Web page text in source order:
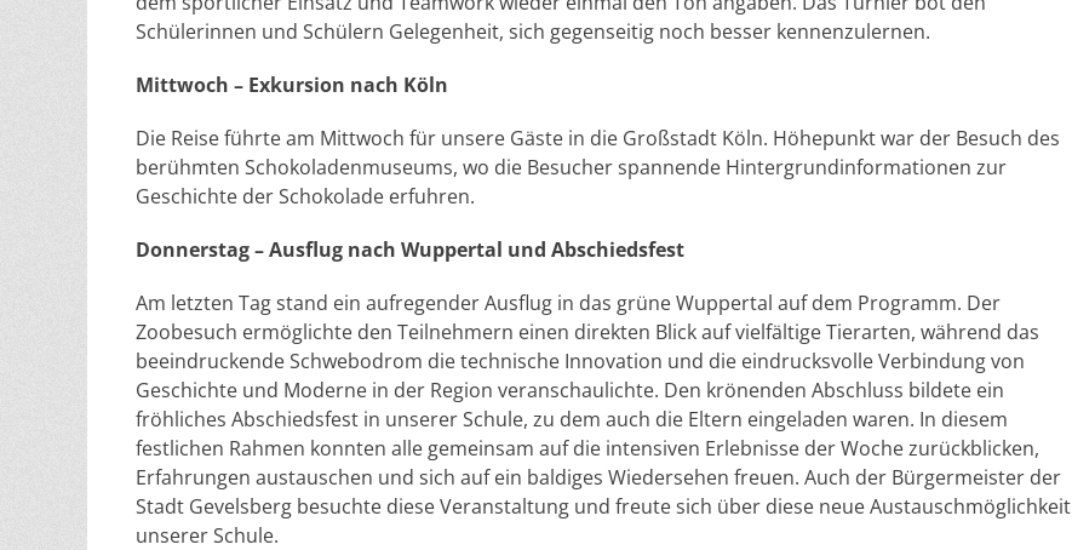
Schülerinnen und Schülern Gelegenheit, sich gegenseitig noch besser kennenzulernen.
Mittwoch – Exkursion nach Köln
Die Reise führte am Mittwoch für unsere Gäste in die Großstadt Köln. Höhepunkt war der Besuch des
berühmten Schokoladenmuseums, wo die Besucher spannende Hintergrundinformationen zur
Geschichte der Schokolade erfuhren.
Donnerstag – Ausflug nach Wuppertal und Abschiedsfest
Am letzten Tag stand ein aufregender Ausflug in das grüne Wuppertal auf dem Programm. Der
Zoobesuch ermöglichte den Teilnehmern einen direkten Blick auf vielfältige Tierarten, während das
beeindruckende Schwebodrom die technische Innovation und die eindrucksvolle Verbindung von
Geschichte und Moderne in der Region veranschaulichte. Den krönenden Abschluss bildete ein
fröhliches Abschiedsfest in unserer Schule, zu dem auch die Eltern eingeladen waren. In diesem
festlichen Rahmen konnten alle gemeinsam auf die intensiven Erlebnisse der Woche zurückblicken,
Erfahrungen austauschen und sich auf ein baldiges Wiedersehen freuen. Auch der Bürgermeister der
Stadt Gevelsberg besuchte diese Veranstaltung und freute sich über diese neue Austauschmöglichkeit
unserer Schule.